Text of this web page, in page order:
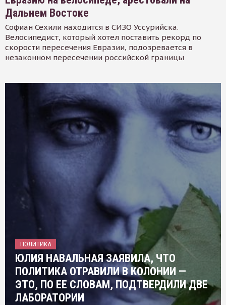
Дальнем Востоке
Софиан Сехили находится в СИЗО Уссурийска.
Велосипедист, который хотел поставить рекорд по
скорости пересечения Евразии, подозревается в
незаконном пересечении российской границы
ПОЛИТИКА
ЮЛИЯ НАВАЛЬНАЯ ЗАЯВИЛА, ЧТО
ПОЛИТИКА ОТРАВИЛИ В КОЛОНИИ —
ЭТО, ПО ЕЕ СЛОВАМ, ПОДТВЕРДИЛИ ДВЕ
ЛАБОРАТОРИИ